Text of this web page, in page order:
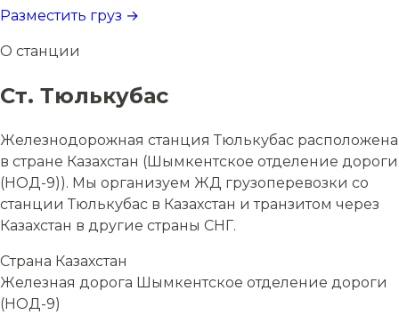
Разместить груз →
О станции
Ст. Тюлькубас
Железнодорожная станция Тюлькубас расположена
в стране Казахстан (Шымкентское отделение дороги
(НОД-9)). Мы организуем ЖД грузоперевозки со
станции Тюлькубас в Казахстан и транзитом через
Казахстан в другие страны СНГ.
Страна Казахстан
Железная дорога Шымкентское отделение дороги
(НОД-9)